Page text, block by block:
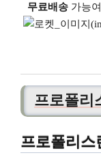
무료배송가능
프로폴리
프로폴리스